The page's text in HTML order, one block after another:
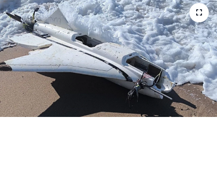
Medya
Sağlık
Sinema
Sivil Toplum
Siyaset